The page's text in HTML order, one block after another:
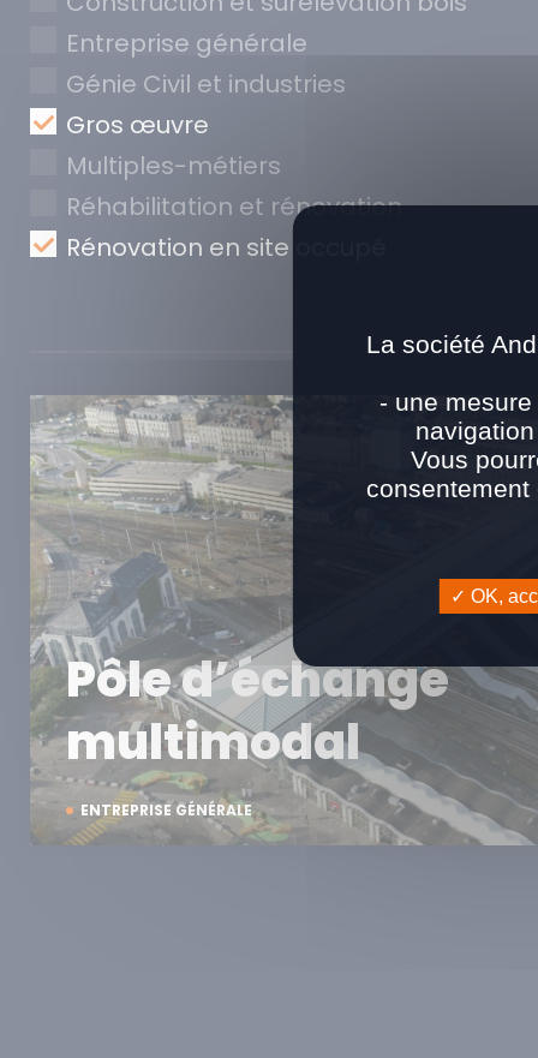
Entreprise générale
Génie Civil et industries
Gros œuvre
Multiples-métiers
Réhabilitation et rénovation
Rénovation en site occupé
ENTREPRISE GÉNÉRALE
Pôle d’échange
multimodal
La société
- une
Vous
OK,